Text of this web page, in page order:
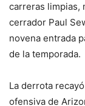
carreras limpias,
cerrador Paul
novena entrada
de la temporada.
La derrota
ofensiva de